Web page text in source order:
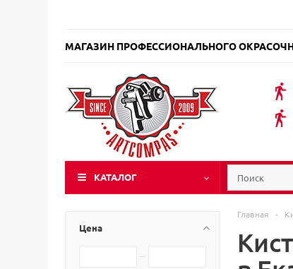
МАГАЗИН ПРОФЕССИОНАЛЬНОГО
КАТАЛОГ
Цена
Главная -